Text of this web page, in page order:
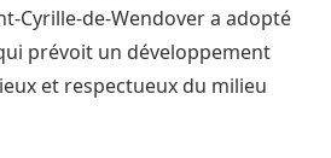
Cyrille-de-Wendover a adopté
prévoit un développement
et respectueux du milieu